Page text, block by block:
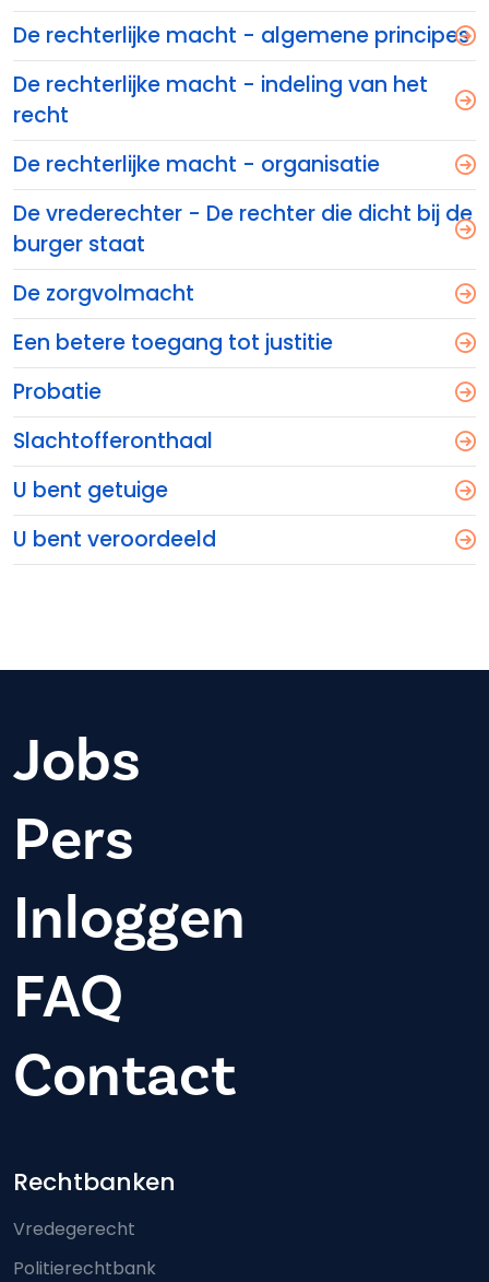
De rechterlijke macht - algemene principes
De rechterlijke macht - indeling van het
recht
De rechterlijke macht - organisatie
De vrederechter - De rechter die dicht bij de
burger staat
De zorgvolmacht
Een betere toegang tot justitie
Probatie
Slachtofferonthaal
U bent getuige
U bent veroordeeld
Jobs
Pers
Inloggen
FAQ
Contact
Footer-menu
Rechtbanken
Vredegerecht
Politierechtbank